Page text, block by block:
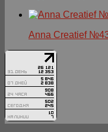
Anna Creatief